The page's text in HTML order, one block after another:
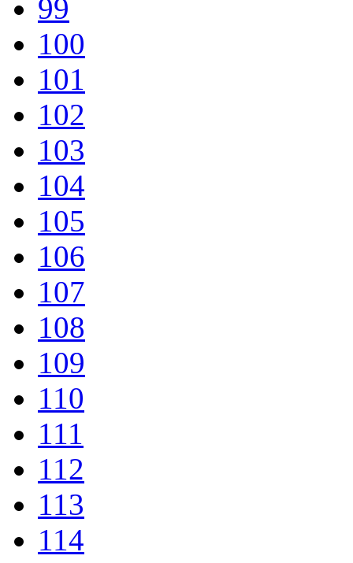
99
100
101
102
103
104
105
106
107
108
109
110
111
112
113
114